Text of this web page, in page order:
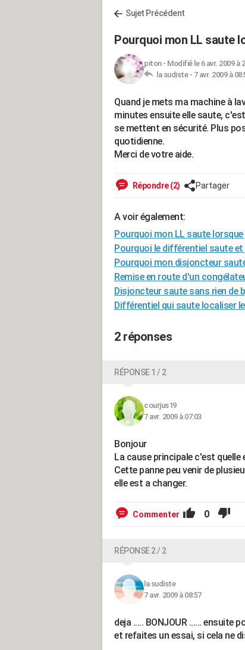
Sujet Précédent
Pourquoi mon LL saute
piton- Modifié le 6 avr. 2009 à
la sudiste - 7 avr. 2009 à
Quand je mets ma machine à
minutes ensuite elle saute,
se mettent en sécurité. Plus
quotidienne.
Merci de votre aide.
Répondre (2) Partager
A voir également:
Pourquoi mon LL saute
Pourquoi le différentiel saute
Pourquoi mon disjoncteur
Remise en route d'un
Disjoncteur saute sans rien de
Différentiel qui saute localiser
2 réponses
RÉPONSE 1 / 2
courjus19
7 avr. 2009 à 07:03
Bonjour
La cause principale c'est quelle
Cette panne peu venir de
elle est a changer.
Commenter 0
RÉPONSE 2 / 2
la sudiste
7 avr. 2009 à 08:57
deja ..... BONJOUR ...... ensuite
et refaites un essai, si cela ne